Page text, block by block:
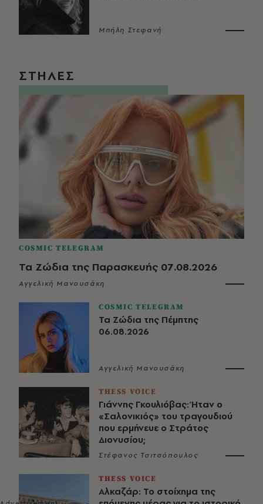
Μπήλη Στεφανή
ΣΤΗΛΕΣ
COSMIC TELEGRAM
Τα Ζώδια της Παρασκευής 07.08.2026
Αγγελική Μανουσάκη
COSMIC TELEGRAM
Τα Ζώδια της Πέμπτης
06.08.2026
Αγγελική Μανουσάκη
THESS VOICE
Γιάννης Γκουλιόβας: Ήταν ο
«Σαλονικιός» του τραγουδιού
που ερμήνευε ο Στράτος
Διονυσίου;
Στέφανος Τσιτσόπουλος
THESS VOICE
Αλκαζάρ: Το στοίχημα της